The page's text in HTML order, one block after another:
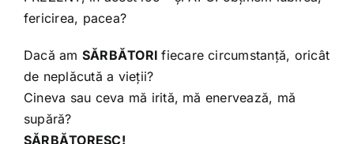
fericirea, pacea?
Dacă am SĂRBĂTORIfiecare circumstanță, oricât
de neplăcută a vieții?
Cineva sau ceva mă irită, mă enervează, mă
supără?
SĂRBĂTORESC!